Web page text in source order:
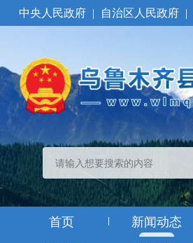
中央人民政府 | 自治区人民政府 |
首页 新闻动态